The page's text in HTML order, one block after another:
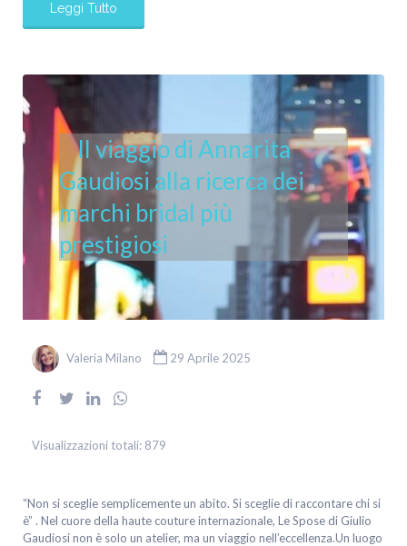
Leggi Tutto
Il viaggio di Annarita
Gaudiosi alla ricerca dei
marchi bridal più
prestigiosi
Valeria Milano 29 Aprile 2025
Visualizzazioni totali: 879
“Non si sceglie semplicemente un abito. Si sceglie di raccontare chi si
è” . Nel cuore della haute couture internazionale, Le Spose di Giulio
Gaudiosi non è solo un atelier, ma un viaggio nell’eccellenza.Un luogo